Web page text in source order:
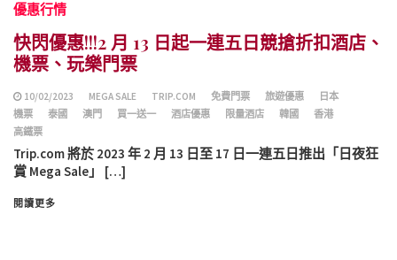
優惠行情
快閃優惠!!!2 月 13 日起一連五日競搶折扣酒店、
機票、玩樂門票
10/02/2023 MEGA SALE TRIP.COM 免費門票 旅遊優惠
日本
機票
泰國 澳門 買一送一 酒店優惠 限量酒店 韓國
香港
高鐵票
Trip.com 將於 2023 年 2 月 13 日至 17 日一連五日推出「日夜狂
賞 Mega Sale」 […]
閱讀更多